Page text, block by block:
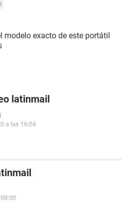
modelo exacto de este portátil
latinmail
a las 16:04